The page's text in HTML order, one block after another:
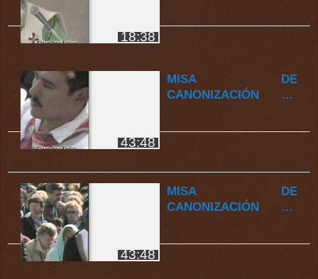
18:38
43:48
MISA DE
CANONIZACIÓN DE
43:48
MISA DE
CANONIZACIÓN DE